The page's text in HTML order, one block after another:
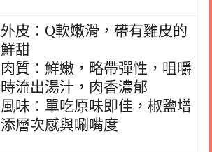
外皮：Q軟嫩滑，帶有雞皮的
鮮甜
肉質：鮮嫩，略帶彈性，咀嚼
時流出湯汁，肉香濃郁
風味：單吃原味即佳，椒鹽增
添層次感與唰嘴度